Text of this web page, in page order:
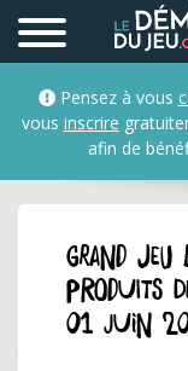
Pensez à vous
vous inscrire
afin de
GRAND
produits
01 juin